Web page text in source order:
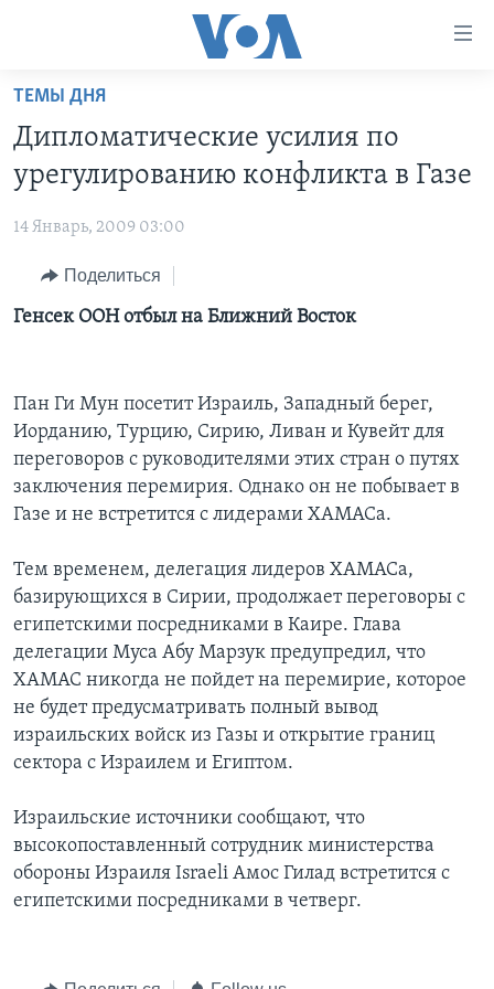
Перейти
основной
контент
Перейти
навигации
Перейти
ПРОГРАММЫ
НОВОСТИ ЗА МИНУТУ
ИТОГИ
ПОЧЕМУ ЭТО ВАЖНО?
ДЕТАЛИ
НЬЮ-ЙОРК NEW YORK
АМЕРИКА. БОЛЬШОЕ ПУТЕШЕСТВИЕ
ПРОЕКТЫ
УЧИМ АНГЛИЙСКИЙ
НАША АМЕРИКАНСКАЯ ИСТОРИЯ
А КАК В АМЕРИКЕ?
АМЕРИКАНСКИЕ ГОРОДКИ
ТЕСТЫ
ЭКСПЕРТИЗА
ИНТЕРВЬЮ
ФАКТЫ ПРОТИВ ФЕЙКОВ
УЧИМ АНГЛИЙСКИЙ
ВИДЕО
ПОДПИСКА НА НОВОСТИ
СОЦИАЛЬНЫЕ СЕТИ
Языки
ТЕМЫ ДНЯ
Дипломатические усилия по
урегулированию конфликта в Газе
14 Январь, 2009 03:00
Поделиться
Генсек ООН отбыл на Ближний Восток
Пан Ги Мун посетит Израиль, Западный берег,
Иорданию, Турцию, Сирию, Ливан и Кувейт для
переговоров с руководителями этих стран о путях
заключения перемирия. Однако он не побывает в
Газе и не встретится с лидерами ХАМАСа.
Тем временем, делегация лидеров ХАМАСа,
базирующихся в Сирии, продолжает переговоры с
египетскими посредниками в Каире. Глава
делегации Муса Абу Марзук предупредил, что
ХАМАС никогда не пойдет на перемирие, которое
не будет предусматривать полный вывод
израильских войск из Газы и открытие границ
сектора с Израилем и Египтом.
Израильские источники сообщают, что
высокопоставленный сотрудник министерства
обороны Израиля Israeli Амос Гилад встретится с
египетскими посредниками в четверг.